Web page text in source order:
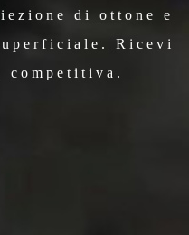
di ottone e
Ricevi
competitiva.